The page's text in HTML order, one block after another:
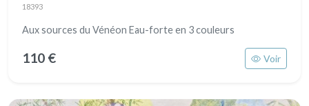
18393
Aux sources du Vénéon Eau-forte en 3 couleurs
110 € Voir